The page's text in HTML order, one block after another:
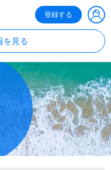
登録する
を見る